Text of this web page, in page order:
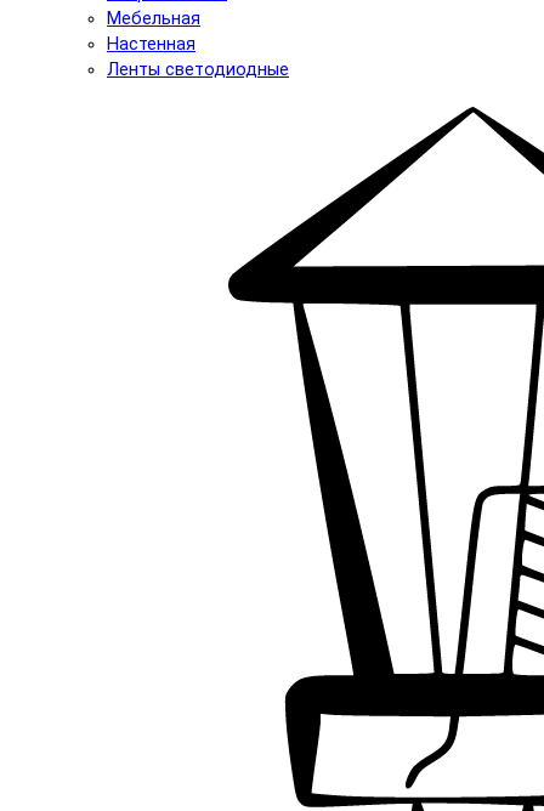
Мебельная
Настенная
Ленты светодиодные